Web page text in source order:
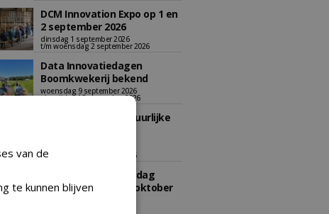
DCM Innovation Expo op 1 en
2 september 2026
dinsdag 1 september 2026
t/m woensdag 2 september 2026
Data Innovatiedagen
Boomkwekerij bekend
woensdag 9 september 2026
t/m vrijdag 18 september 2026
Kennismiddag: 'Natuurlijke
maandag 28 september 2026
Landelijke Jongerendag
Boomkwekerij op 9 oktober
van de
te kunnen blijven